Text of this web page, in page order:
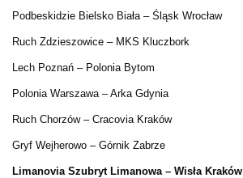
Podbeskidzie Bielsko Biała – Śląsk Wrocław
Ruch Zdzieszowice – MKS Kluczbork
Lech Poznań – Polonia Bytom
Polonia Warszawa – Arka Gdynia
Ruch Chorzów – Cracovia Kraków
Gryf Wejherowo – Górnik Zabrze
Limanovia Szubryt Limanowa – Wisła Kraków